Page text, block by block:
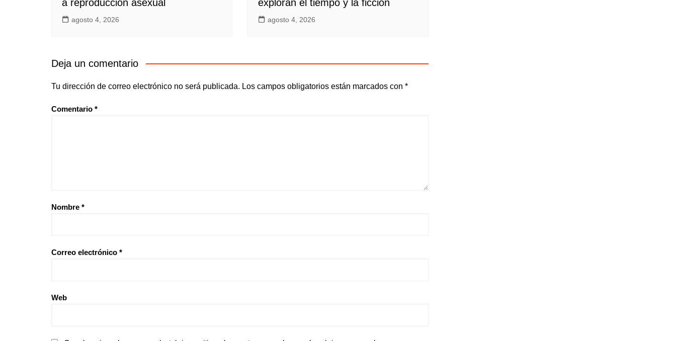
a reproducción asexual
agosto 4, 2026
exploran el tiempo y la ficción
agosto 4, 2026
Deja un comentario
Tu dirección de correo electrónico no será publicada. Los campos obligatorios están marcados con *
Comentario *
Nombre *
Correo electrónico *
Web